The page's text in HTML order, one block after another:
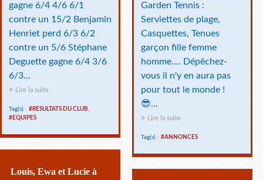
gagne 6/4 4/6 6/1
contre un 15/2 Benjamin
Henriet perd 6/3 6/2
contre un 5/6 Stéphane
Deguette gagne 6/4 3/6
6/3...
Lire la suite
Tag(s) : #RESULTATS DU CLUB,
#EQUIPES
Garden Tennis :
Serviettes de plage,
Casquettes, Tenues
garçon fille femme
homme.... Dépêchez-
vous il n'y en aura pas
pour tout le monde !
😎...
Lire la suite
Tag(s) : #ANNONCES
Louis, Ewa et Lucie à